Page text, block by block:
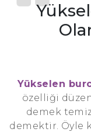
Yükselen
özelliği
demek
demektir. Öyle